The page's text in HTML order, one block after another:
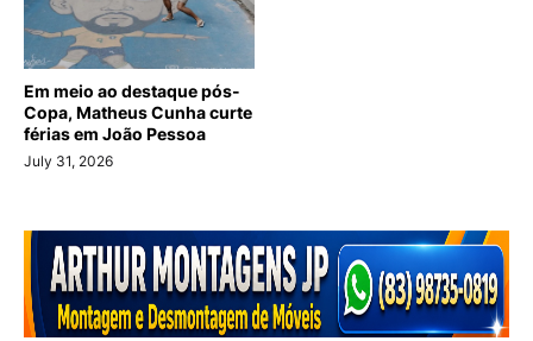
Em meio ao destaque pós-
Copa, Matheus Cunha curte
férias em João Pessoa
July 31, 2026